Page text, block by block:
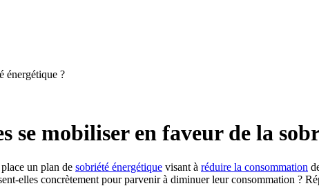
énergétique ?
se mobiliser en faveur de la
un plan de sobriété énergétique visant à réduire la consommation
elles concrètement pour parvenir à diminuer leur consommation ?